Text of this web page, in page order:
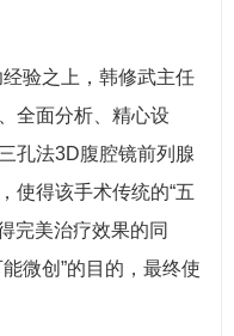
验之上，韩修武主任
全面分析、精心设
孔法3D腹腔镜前列腺
使得该手术传统的“五
完美治疗效果的同
微创”的目的，最终使